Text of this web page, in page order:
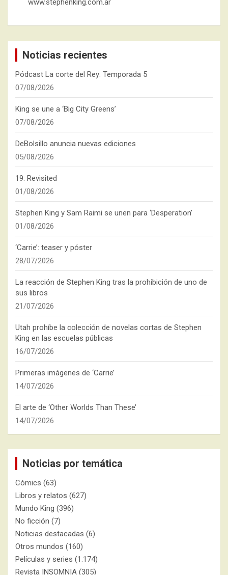
www.stephenking.com.ar
Noticias recientes
Pódcast La corte del Rey: Temporada 5
07/08/2026
King se une a ‘Big City Greens’
07/08/2026
DeBolsillo anuncia nuevas ediciones
05/08/2026
19: Revisited
01/08/2026
Stephen King y Sam Raimi se unen para ‘Desperation’
01/08/2026
‘Carrie’: teaser y póster
28/07/2026
La reacción de Stephen King tras la prohibición de uno de
sus libros
21/07/2026
Utah prohíbe la colección de novelas cortas de Stephen
King en las escuelas públicas
16/07/2026
Primeras imágenes de ‘Carrie’
14/07/2026
El arte de ‘Other Worlds Than These’
14/07/2026
Noticias por temática
Cómics (63)
Libros y relatos (627)
Mundo King (396)
No ficción (7)
Noticias destacadas (6)
Otros mundos (160)
Películas y series (1.174)
Revista INSOMNIA (305)